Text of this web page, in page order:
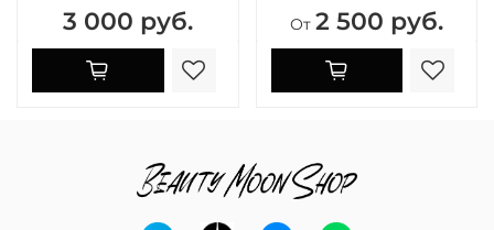
3 000 руб.
От 2 500 руб.